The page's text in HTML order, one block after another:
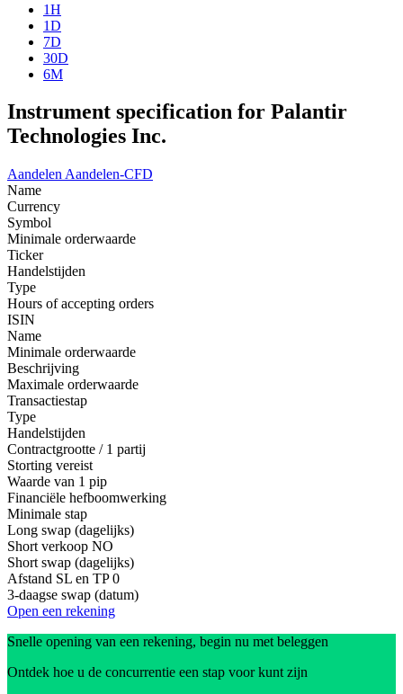
1H
1D
7D
30D
6M
Instrument specification for Palantir
Technologies Inc.
Aandelen Aandelen-CFD
Name
Currency
Symbol
Minimale orderwaarde
Ticker
Handelstijden
Type
Hours of accepting orders
ISIN
Name
Minimale orderwaarde
Beschrijving
Maximale orderwaarde
Transactiestap
Type
Handelstijden
Contractgrootte / 1 partij
Storting vereist
Waarde van 1 pip
Financiële hefboomwerking
Minimale stap
Long swap (dagelijks)
Short verkoop NO
Short swap (dagelijks)
Afstand SL en TP 0
3-daagse swap (datum)
Open een rekening
Snelle opening van een rekening, begin nu met beleggen
Ontdek hoe u de concurrentie een stap voor kunt zijn